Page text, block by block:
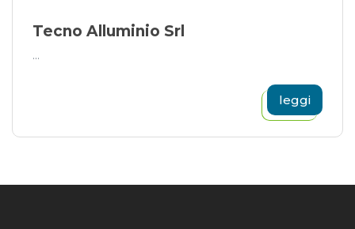
Tecno Alluminio Srl
...
leggi